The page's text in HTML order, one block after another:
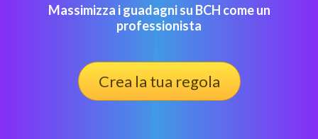
Massimizza i guadagni su BCH come un
professionista
Crea la tua regola